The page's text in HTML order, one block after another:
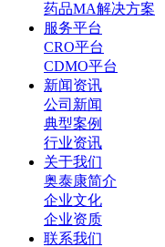
药品MA解决方案
服务平台
CRO平台
CDMO平台
新闻资讯
公司新闻
典型案例
行业资讯
关于我们
奥泰康简介
企业文化
企业资质
联系我们